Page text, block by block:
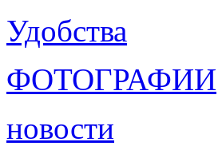
Удобства
ФОТОГРАФИИ
новости